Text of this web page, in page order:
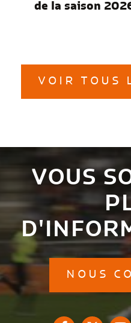
de la saison
VOIR TOUS
VOUS
NOUS